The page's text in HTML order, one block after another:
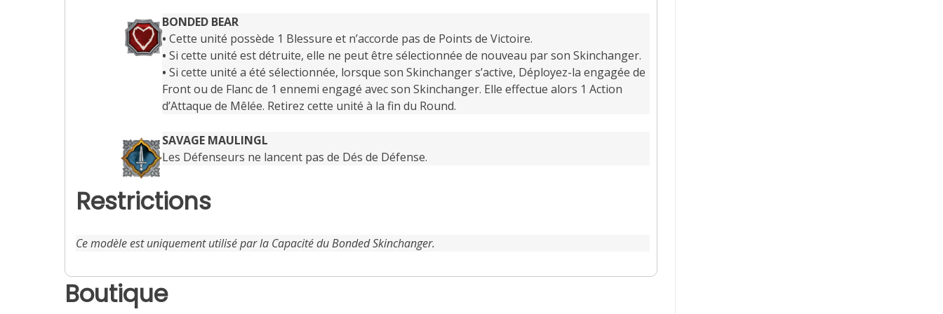
BONDED BEAR
• Cette unité possède 1 Blessure et n’accorde pas de Points de Victoire.
• Si cette unité est détruite, elle ne peut être sélectionnée de nouveau par son Skinchanger.
• Si cette unité a été sélectionnée, lorsque son Skinchanger s’active, Déployez-la engagée de
Front ou de Flanc de 1 ennemi engagé avec son Skinchanger. Elle effectue alors 1 Action
d’Attaque de Mêlée. Retirez cette unité à la fin du Round.
SAVAGE MAULINGL
Les Défenseurs ne lancent pas de Dés de Défense.
Restrictions
Ce modèle est uniquement utilisé par la Capacité du Bonded Skinchanger.
Boutique